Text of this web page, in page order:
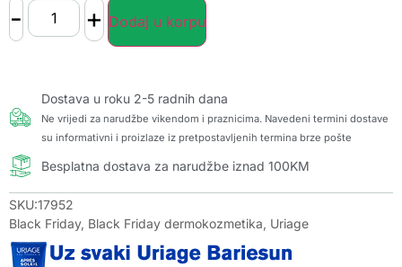
- + Dodaj u korpu
Dostava u roku 2-5 radnih dana
Ne vrijedi za narudžbe vikendom i praznicima. Navedeni termini dostave
su informativni i proizlaze iz pretpostavljenih termina brze pošte
Besplatna dostava za narudžbe iznad 100KM
SKU:17952
Black Friday, Black Friday dermokozmetika, Uriage